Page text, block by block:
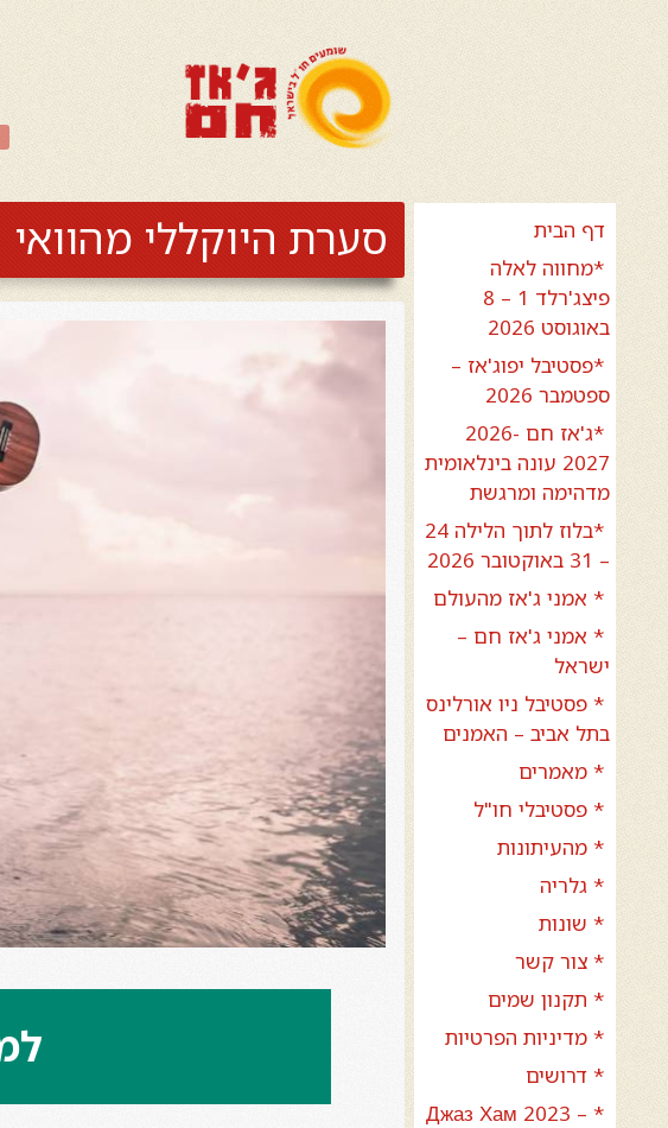
דף הבית
*מחווה לאלה
פיצג'רלד 1 – 8
באוגוסט 2026
*פסטיבל יפוג'אז –
ספטמבר 2026
*ג'אז חם 2026-
2027 עונה בינלאומית
מדהימה ומרגשת
*בלוז לתוך הלילה 24
– 31 באוקטובר 2026
* אמני ג'אז מהעולם
* אמני ג'אז חם –
ישראל
* פסטיבל ניו אורלינס
בתל אביב – האמנים
* מאמרים
* פסטיבלי חו"ל
* מהעיתונות
* גלריה
* שונות
* צור קשר
* תקנון שמים
* מדיניות הפרטיות
* דרושים
* Джаз Хам 2023 –
סערת היוקללי מהוואי